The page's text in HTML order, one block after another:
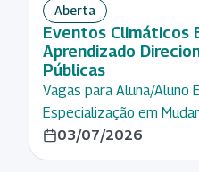
Aberta
Eventos Climáticos
Aprendizado
Públicas
Vagas para Aluna/Aluno
Especialização em
03/07/2026